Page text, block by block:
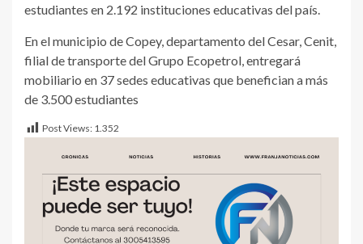
estudiantes en 2.192 instituciones educativas del país.
En el municipio de Copey, departamento del Cesar, Cenit,
filial de transporte del Grupo Ecopetrol, entregará
mobiliario en 37 sedes educativas que benefician a más
de 3.500 estudiantes
Post Views: 1.352